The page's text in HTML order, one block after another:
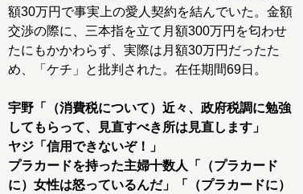
額30万円で事実上の愛人契約を結んでいた。金額
交渉の際に、三本指を立て月額300万円を匂わせ
たにもかかわらず、実際は月額30万円だったた
め、「ケチ」と批判された。在任期間69日。
宇野 「（消費税について）近々、政府税調に勉強
してもらって、見直すべき所は見直します」
ヤジ 「信用できないぞ！」
プラカードを持った主婦十数人
「（プラカード
に）女性は怒っているんだ」「（プラカードに）